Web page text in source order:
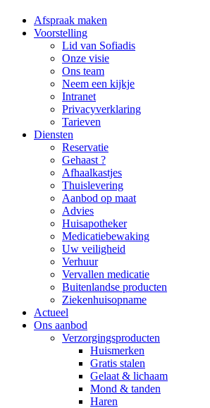
Afspraak maken
Voorstelling
Lid van Sofiadis
Onze visie
Ons team
Neem een kijkje
Intranet
Privacyverklaring
Tarieven
Diensten
Reservatie
Gehaast ?
Afhaalkastjes
Thuislevering
Aanbod op maat
Advies
Huisapotheker
Medicatiebewaking
Uw veiligheid
Verhuur
Vervallen medicatie
Buitenlandse producten
Ziekenhuisopname
Actueel
Ons aanbod
Verzorgingsproducten
Huismerken
Gratis stalen
Gelaat & lichaam
Mond & tanden
Haren